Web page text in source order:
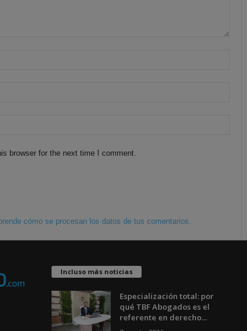
browser for the next time I comment.
cómo se procesan los datos de tus comentarios.
Incluso más noticias
Especialización total: por
qué TBF Abogados es el
referente en derecho...